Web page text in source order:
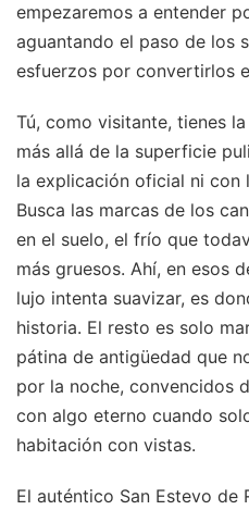
empezaremos a entender
aguantando el paso de los
esfuerzos por convertirlos
Tú, como visitante, tienes
más allá de la superficie
la explicación oficial ni con
Busca las marcas de los
en el suelo, el frío que
más gruesos. Ahí, en esos
lujo intenta suavizar, es
historia. El resto es solo
pátina de antigüedad que
por la noche, convencidos
con algo eterno cuando
habitación con vistas.
El auténtico San Estevo de